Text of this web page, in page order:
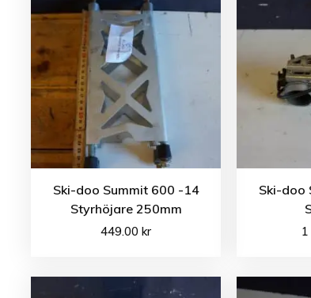
Ski-doo Summit 600 -14
Styrhöjare 250mm
449.00kr
Ski-doo